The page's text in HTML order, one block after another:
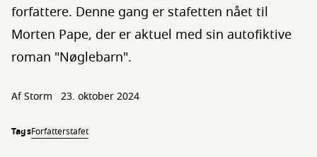
forfattere. Denne gang er stafetten nået til
Morten Pape, der er aktuel med sin autofiktive
roman "Nøglebarn".
AfStorm 23. oktober 2024
TagsForfatterstafet